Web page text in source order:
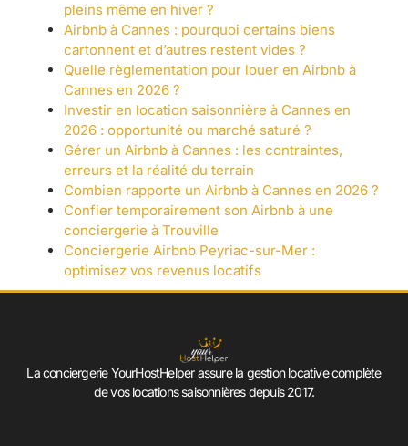
pleins même en hiver ?
Airbnb à Cannes : pourquoi certains biens
cartonnent et d’autres restent vides ?
Quelle règlementation pour louer en Airbnb à
Cannes en 2026 ?
Investir en location saisonnière à Cannes en
2026 : opportunité ou marché saturé ?
Gérer un Airbnb à Cannes : les contraintes,
erreurs et la réalité du terrain
Combien rapporte un Airbnb à Cannes en 2026 ?
Confier temporairement son Airbnb à une
conciergerie à Trouville
Conciergerie Airbnb Peyriac-sur-Mer :
optimisez vos revenus locatifs
La conciergerie YourHostHelper assure la gestion locative complète
de vos locations saisonnières depuis 2017.